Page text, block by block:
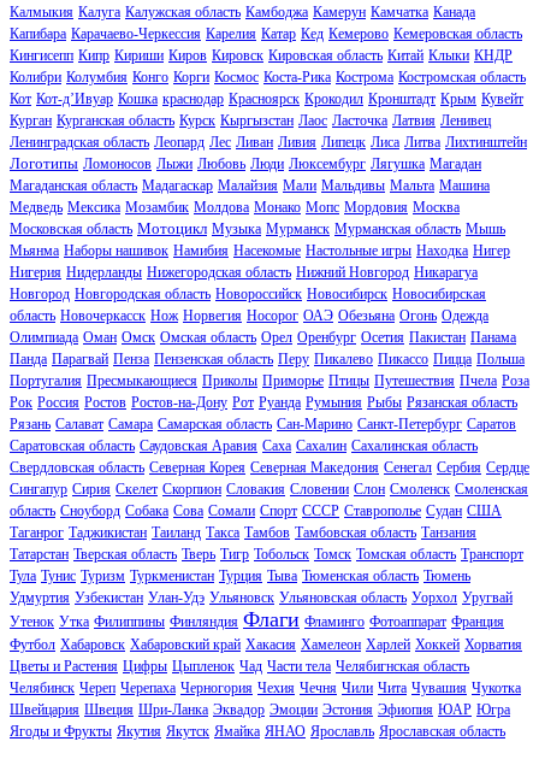
Калмыкия Калуга Калужская область Камбоджа Камерун Камчатка Канада
Капибара Карачаево-Черкессия Карелия Катар Кед Кемерово Кемеровская область
Кингисепп Кипр Кириши Киров Кировск Кировская область Китай Клыки КНДР
Колибри Колумбия Конго Корги Космос Коста-Рика Кострома Костромская область
Кот Кот-д’Ивуар Кошка краснодар Красноярск Крокодил Кронштадт Крым Кувейт
Курган Курганская область Курск Кыргызстан Лаос Ласточка Латвия Ленивец
Ленинградская область Леопард Лес Ливан Ливия Липецк Лиса Литва Лихтинштейн
Логотипы Ломоносов Лыжи Любовь Люди Люксембург Лягушка Магадан
Магаданская область Мадагаскар Малайзия Мали Мальдивы Мальта Машина
Медведь Мексика Мозамбик Молдова Монако Мопс Мордовия Москва
Московская область Мотоцикл Музыка Мурманск Мурманская область Мышь
Мьянма Наборы нашивок Намибия Насекомые Настольные игры Находка Нигер
Нигерия Нидерланды Нижегородская область Нижний Новгород Никарагуа
Новгород Новгородская область Новороссийск Новосибирск Новосибирская
область Новочеркасск Нож Норвегия Носорог ОАЭ Обезьяна Огонь Одежда
Олимпиада Оман Омск Омская область Орел Оренбург Осетия Пакистан Панама
Панда Парагвай Пенза Пензенская область Перу Пикалево Пикассо Пицца Польша
Португалия Пресмыкающиеся Приколы Приморье Птицы Путешествия Пчела Роза
Рок Россия Ростов Ростов-на-Дону Рот Руанда Румыния Рыбы Рязанская область
Рязань Салават Самара Самарская область Сан-Марино Санкт-Петербург Саратов
Саратовская область Саудовская Аравия Саха Сахалин Сахалинская область
Свердловская область Северная Корея Северная Македония Сенегал Сербия Сердце
Сингапур Сирия Скелет Скорпион Словакия Словении Слон Смоленск Смоленская
область Сноуборд Собака Сова Сомали Спорт СССР Ставрополье Судан США
Таганрог Таджикистан Таиланд Такса Тамбов Тамбовская область Танзания
Татарстан Тверская область Тверь Тигр Тобольск Томск Томская область Транспорт
Тула Тунис Туризм Туркменистан Турция Тыва Тюменская область Тюмень
Удмуртия Узбекистан Улан-Удэ Ульяновск Ульяновская область Уорхол Уругвай
Утенок Утка Филиппины Финляндия Флаги Фламинго Фотоаппарат Франция
Футбол Хабаровск Хабаровский край Хакасия Хамелеон Харлей Хоккей Хорватия
Цветы и Растения Цифры Цыпленок Чад Части тела Челябигнская область
Челябинск Череп Черепаха Черногория Чехия Чечня Чили Чита Чувашия Чукотка
Швейцария Швеция Шри-Ланка Эквадор Эмоции Эстония Эфиопия ЮАР Югра
Ягоды и Фрукты Якутия Якутск Ямайка ЯНАО Ярославль Ярославская область